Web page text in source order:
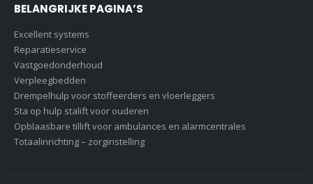
BELANGRIJKE PAGINA’S
Excellent systems
Reparatieservice
Vastgoedonderhoud
Verpleegbedden
Drempelhulp voor stoffeerders en vloerleggers
Sta op hulp stalift voor ouderen
Opblaasbare tillift voor ambulances en alarmcentrales
Totaalinrichting – zorginstelling